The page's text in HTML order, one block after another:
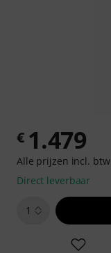
€ 1.479
Alle prijzen incl. btw
Direct leverbaar
1